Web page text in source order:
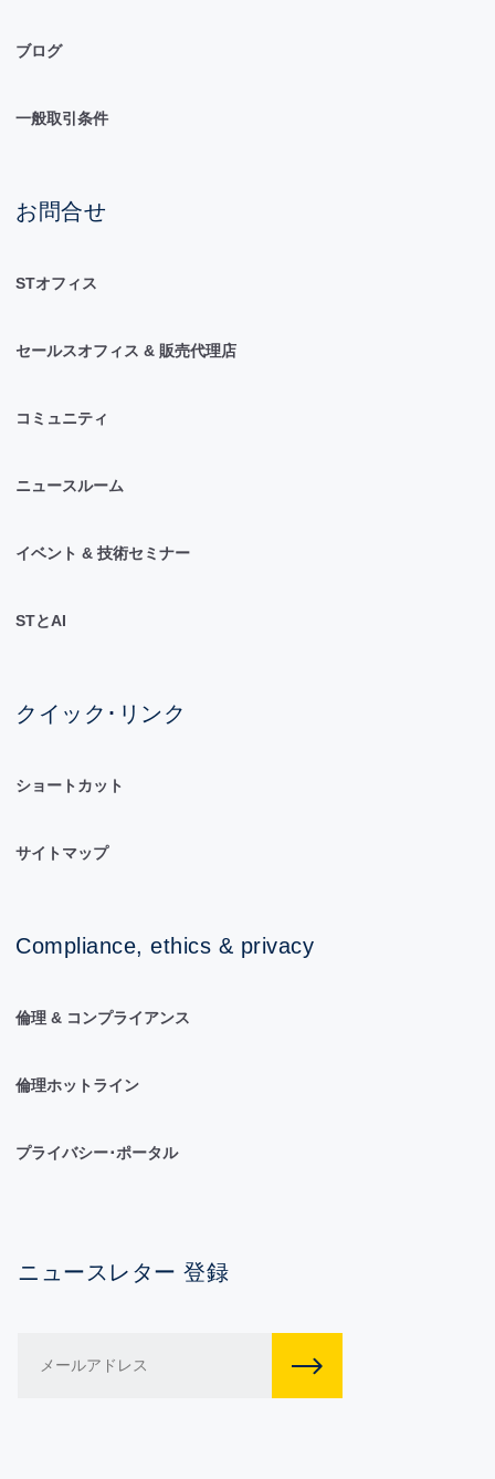
ブログ
一般取引条件
お問合せ
STオフィス
セールスオフィス & 販売代理店
コミュニティ
ニュースルーム
イベント & 技術セミナー
STとAI
クイック･リンク
ショートカット
サイトマップ
Compliance, ethics & privacy
倫理 & コンプライアンス
倫理ホットライン
プライバシー･ポータル
ニュースレター 登録